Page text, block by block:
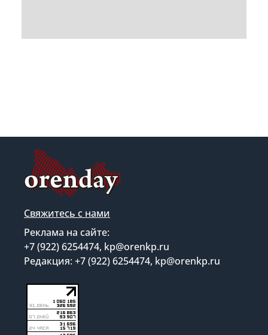
Свяжитесь с нами
Реклама на сайте:
+7 (922) 6254474, kp@orenkp.ru
Редакция: +7 (922) 6254474, kp@orenkp.ru